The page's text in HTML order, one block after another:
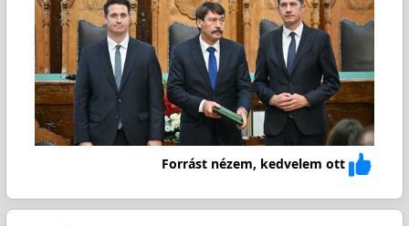
Forrást nézem, kedvelem ott